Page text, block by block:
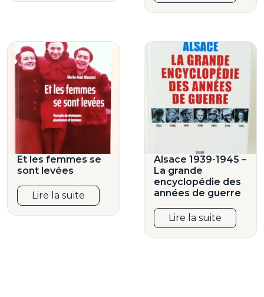
Et les femmes se
sont levées
Lire la suite
Alsace 1939-1945 –
La grande
encyclopédie des
années de guerre
Lire la suite